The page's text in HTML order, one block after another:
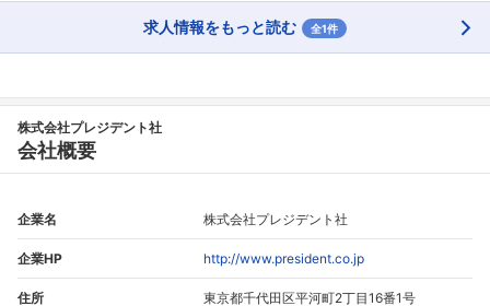
求人情報をもっと読む 全1件
株式会社プレジデント社
会社概要
企業名 株式会社プレジデント社
企業HP http://www.president.co.jp
住所 東京都千代田区平河町2丁目16番1号